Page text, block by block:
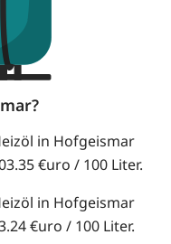
in Hofgeismar
€uro / 100 Liter.
in Hofgeismar
€uro / 100 Liter.